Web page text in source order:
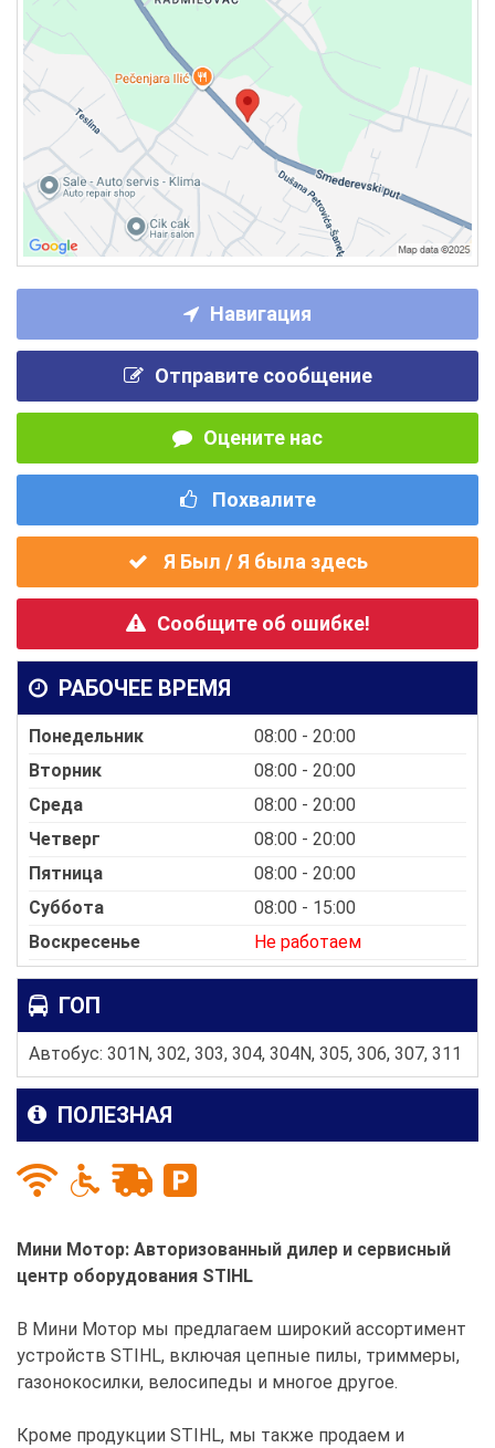
Навигация
Отправите сообщение
Оцените нас
Похвалите
Я Был / Я была здесь
Сообщите об ошибке!
РАБОЧЕЕ ВРЕМЯ
Понедельник
08:00 - 20:00
Вторник
08:00 - 20:00
Среда
08:00 - 20:00
Четверг
08:00 - 20:00
Пятница
08:00 - 20:00
Суббота
08:00 - 15:00
Воскресенье
Не работаем
ГОП
Автобус: 301N, 302, 303, 304, 304N, 305, 306, 307, 311
ПОЛЕЗНАЯ
Мини Мотор: Авторизованный дилер и сервисный
центр оборудования STIHL
В Мини Мотор мы предлагаем широкий ассортимент
устройств STIHL, включая цепные пилы, триммеры,
газонокосилки, велосипеды и многое другое.
Кроме продукции STIHL, мы также продаем и